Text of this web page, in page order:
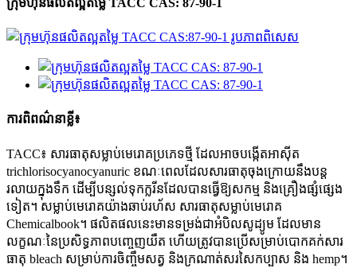
ការពិពណ៌នាខ្លី៖
TACC៖ សារធាតុសម្លាប់មេរោគប្រភេទថ្មី ដែលអាចបង្កើតអាស៊ីត
trichlorisocyanocyanuric ខណៈពេលដែលសារធាតុចុងក្រោយនឹងបន្ត
រលាយក្នុងទឹក ដើម្បីបន្សល់ទុកក្លរីនដែលបានធ្វើឱ្យសកម្ម និងគ្រឿងផ្សំផ្សេង
ទៀត។ សម្លាប់មេរោគយ៉ាងឆាប់រហ័ស សារធាតុសម្លាប់មេរោគ
Chemicalbook។ ផលិតផលនេះមានទម្រង់ជាអំបិលសូដ្យូម ដែលមាន
លក្ខណៈនៃប្រសិទ្ធភាពបញ្ចេញយឺត ហើយត្រូវបានប្រើសម្រាប់បោកគក់សារ
ធាតុ bleach សម្រាប់ការចិញ្ចឹមសត្វ និងក្រណាត់សរសៃកប្បាស និង hemp។